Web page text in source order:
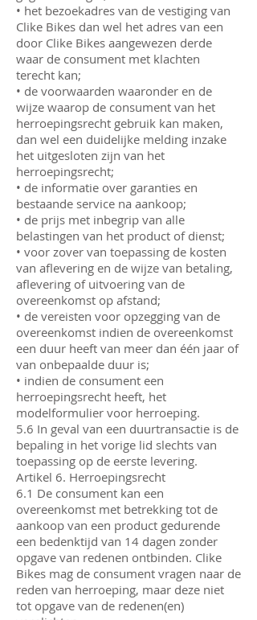
• het bezoekadres van de vestiging van
Clike Bikes dan wel het adres van een
door Clike Bikes aangewezen derde
waar de consument met klachten
terecht kan;
• de voorwaarden waaronder en de
wijze waarop de consument van het
herroepingsrecht gebruik kan maken,
dan wel een duidelijke melding inzake
het uitgesloten zijn van het
herroepingsrecht;
• de informatie over garanties en
bestaande service na aankoop;
• de prijs met inbegrip van alle
belastingen van het product of dienst;
• voor zover van toepassing de kosten
van aflevering en de wijze van betaling,
aflevering of uitvoering van de
overeenkomst op afstand;
• de vereisten voor opzegging van de
overeenkomst indien de overeenkomst
een duur heeft van meer dan één jaar of
van onbepaalde duur is;
• indien de consument een
herroepingsrecht heeft, het
modelformulier voor herroeping.
5.6 In geval van een duurtransactie is de
bepaling in het vorige lid slechts van
toepassing op de eerste levering.
Artikel 6. Herroepingsrecht
6.1 De consument kan een
overeenkomst met betrekking tot de
aankoop van een product gedurende
een bedenktijd van 14 dagen zonder
opgave van redenen ontbinden. Clike
Bikes mag de consument vragen naar de
reden van herroeping, maar deze niet
tot opgave van de redenen(en)